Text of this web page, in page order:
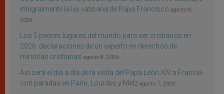
integralmente la ley vaticana de Papa Francisco agosto 8,
2026
Los 5 peores lugares del mundo para ser cristianos en
2026: declaraciones de un experto en derechos de
minorías cristianas agosto 8, 2026
Así será el día a día de la visita del Papa León XIV a Francia
con paradas en París, Lourdes y Metz agosto 7, 2026